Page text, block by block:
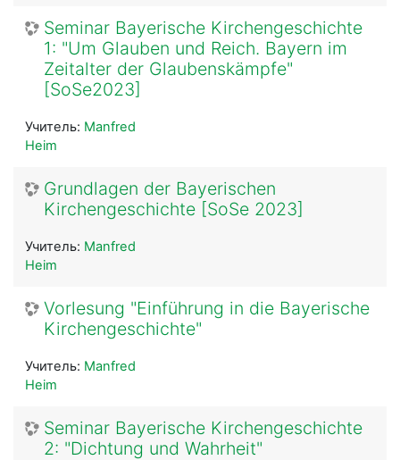
Seminar Bayerische Kirchengeschichte
1: "Um Glauben und Reich. Bayern im
Zeitalter der Glaubenskämpfe"
[SoSe2023]
Учитель: Manfred
Heim
Grundlagen der Bayerischen
Kirchengeschichte [SoSe 2023]
Учитель: Manfred
Heim
Vorlesung "Einführung in die Bayerische
Kirchengeschichte"
Учитель: Manfred
Heim
Seminar Bayerische Kirchengeschichte
2: "Dichtung und Wahrheit"